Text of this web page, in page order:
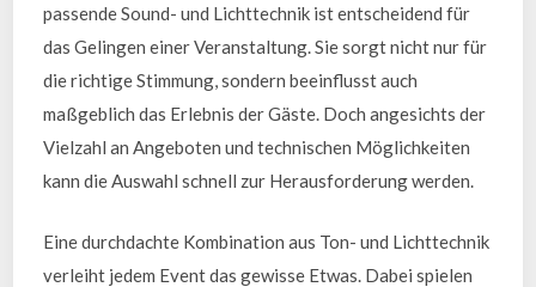
passende Sound- und Lichttechnik ist entscheidend für
das Gelingen einer Veranstaltung. Sie sorgt nicht nur für
die richtige Stimmung, sondern beeinflusst auch
maßgeblich das Erlebnis der Gäste. Doch angesichts der
Vielzahl an Angeboten und technischen Möglichkeiten
kann die Auswahl schnell zur Herausforderung werden.
Eine durchdachte Kombination aus Ton- und Lichttechnik
verleiht jedem Event das gewisse Etwas. Dabei spielen